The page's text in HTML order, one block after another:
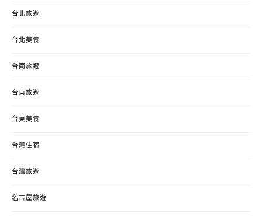
台北旅遊
台北美食
台南旅遊
台東旅遊
台東美食
台灣住宿
台灣旅遊
名古屋旅遊